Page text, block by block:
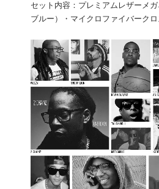
セット内容：プレミアムレザーメ
ブルー）・マイクロファイバーク